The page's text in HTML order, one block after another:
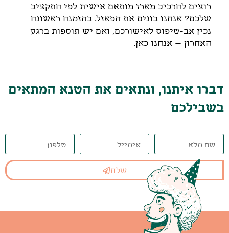
רוצים להרכיב מארז מותאם אישית לפי התקציב
שלכם? אנחנו בונים את הפאזל. בהזמנה ראשונה
נכין אב-טיפוס לאישורכם, ואם יש תוספות ברגע
האחרון – אנחנו כאן.
דברו איתנו, ונתאים את הטנא המתאים
בשבילכם
שלח